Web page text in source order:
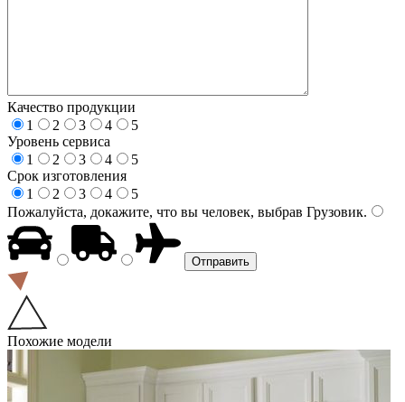
Качество продукции
1
2 3 4
5
Уровень сервиса
1
2 3 4
5
Срок изготовления
1
2 3 4
5
Пожалуйста, докажите, что вы человек, выбрав Грузовик.
Похожие модели